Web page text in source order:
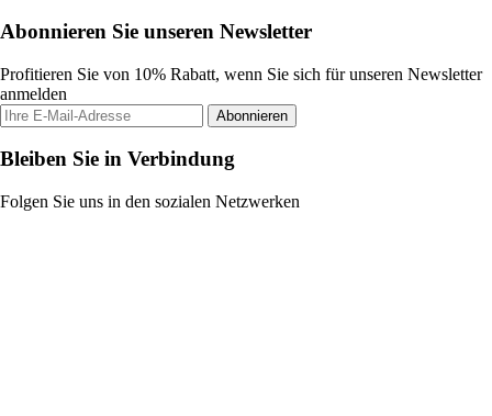
Abonnieren Sie unseren Newsletter
Profitieren Sie von 10% Rabatt, wenn Sie sich für unseren Newsletter
anmelden
Abonnieren
Bleiben Sie in Verbindung
Folgen Sie uns in den sozialen Netzwerken